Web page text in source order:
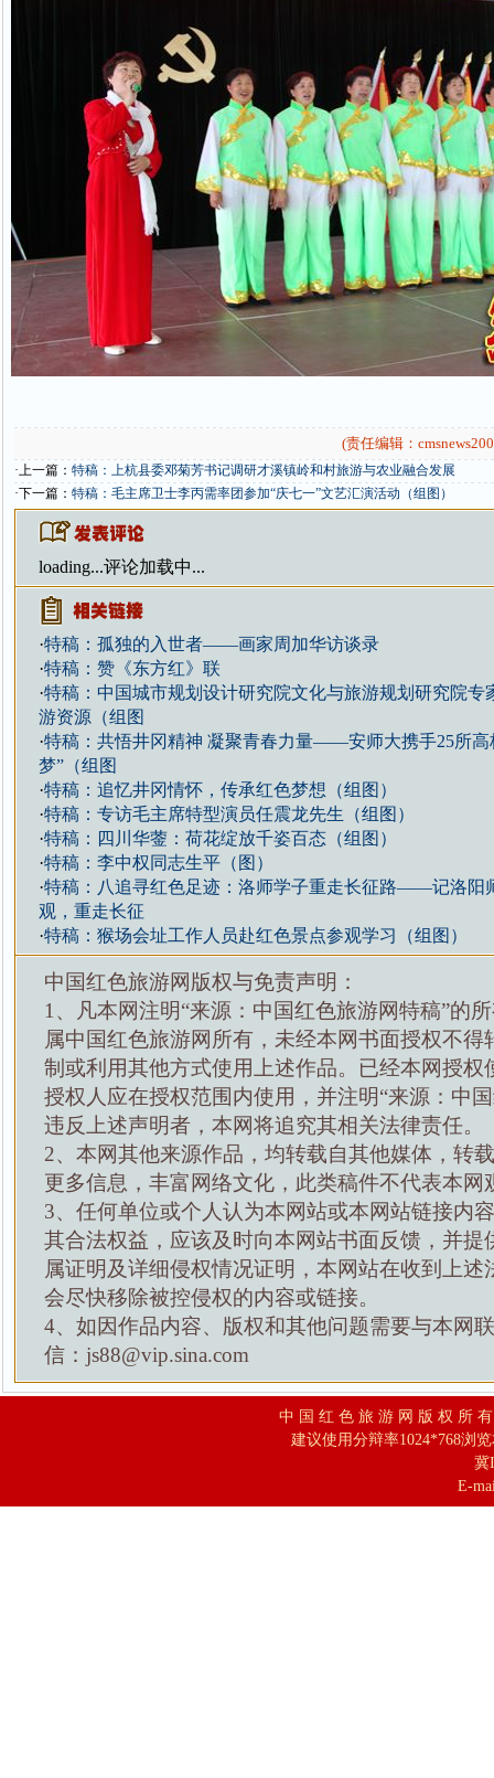
(责任编辑：
·上一篇： 特稿：上杭县委邓菊芳书记调研才溪镇岭和村旅游与农业融合发展
·下一篇： 特稿：毛主席卫士李丙需率团参加“庆七一”文艺汇演活动（组图）
loading...评论加载中...
·特稿：孤独的入世者——画家周加华访谈录
·特稿：赞《东方红》联
·特稿：中国城市规划设计研究院文化与旅游规划研究院专
游资源（组图
·特稿：共悟井冈精神 凝聚青春力量——安师大携手25所高
梦”（组图
·特稿：追忆井冈情怀，传承红色梦想（组图）
·特稿：专访毛主席特型演员任震龙先生（组图）
·特稿：四川华蓥：荷花绽放千姿百态（组图）
·特稿：李中权同志生平（图）
·特稿：八追寻红色足迹：洛师学子重走长征路——记洛阳
观，重走长征
·特稿：猴场会址工作人员赴红色景点参观学习（组图）
中国红色旅游网版权与免责声明：
1、凡本网注明“来源：中国红色旅游网特稿”的
属中国红色旅游网所有，未经本网书面授权不得
制或利用其他方式使用上述作品。已经本网授权
授权人应在授权范围内使用，并注明“来源：中
违反上述声明者，本网将追究其相关法律责任。
2、本网其他来源作品，均转载自其他媒体，转
更多信息，丰富网络文化，此类稿件不代表本网
3、任何单位或个人认为本网站或本网站链接内
其合法权益，应该及时向本网站书面反馈，并提
属证明及详细侵权情况证明，本网站在收到上述
会尽快移除被控侵权的内容或链接。
4、如因作品内容、版权和其他问题需要与本网
信：js88@vip.sina.com
中 国 红 色 旅 游 网 版 权 所
建议使用分辩率1024*768浏
冀
E-